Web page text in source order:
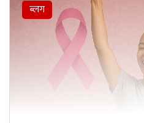
ब्लग